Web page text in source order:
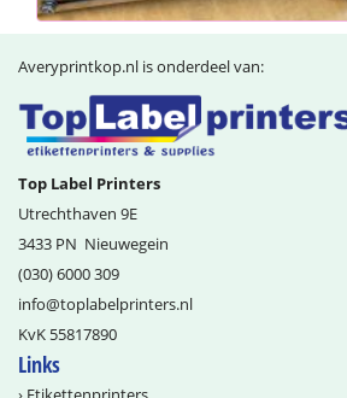
Averyprintkop.nl is onderdeel van:
Top Label Printers
Utrechthaven 9E
3433 PN Nieuwegein
(030) 6000 309
info@­toplabelprinters.nl
KvK 55817890
Links